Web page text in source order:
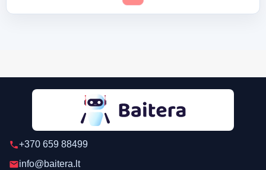
phone+370 659 88499
emailinfo@baitera.lt